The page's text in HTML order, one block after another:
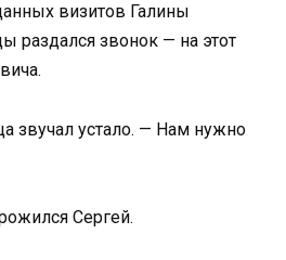
визитов Галины
раздался звонок — на этот
звучал устало. — Нам нужно
Сергей.